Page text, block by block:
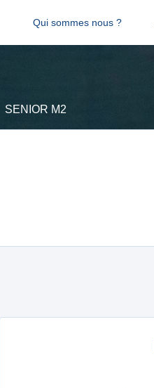
Qui sommes nous ?
SENIOR M2